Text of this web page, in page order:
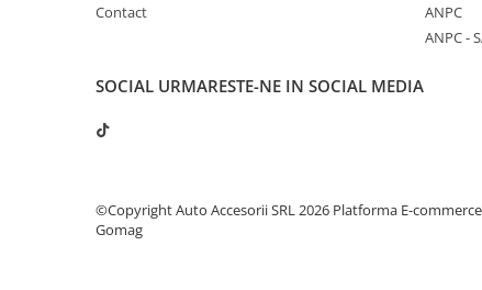
Contact
ANPC
ANPC -
SOCIAL URMARESTE-NE IN SOCIAL MEDIA
©Copyright Auto Accesorii SRL 2026 Platforma E-
Gomag